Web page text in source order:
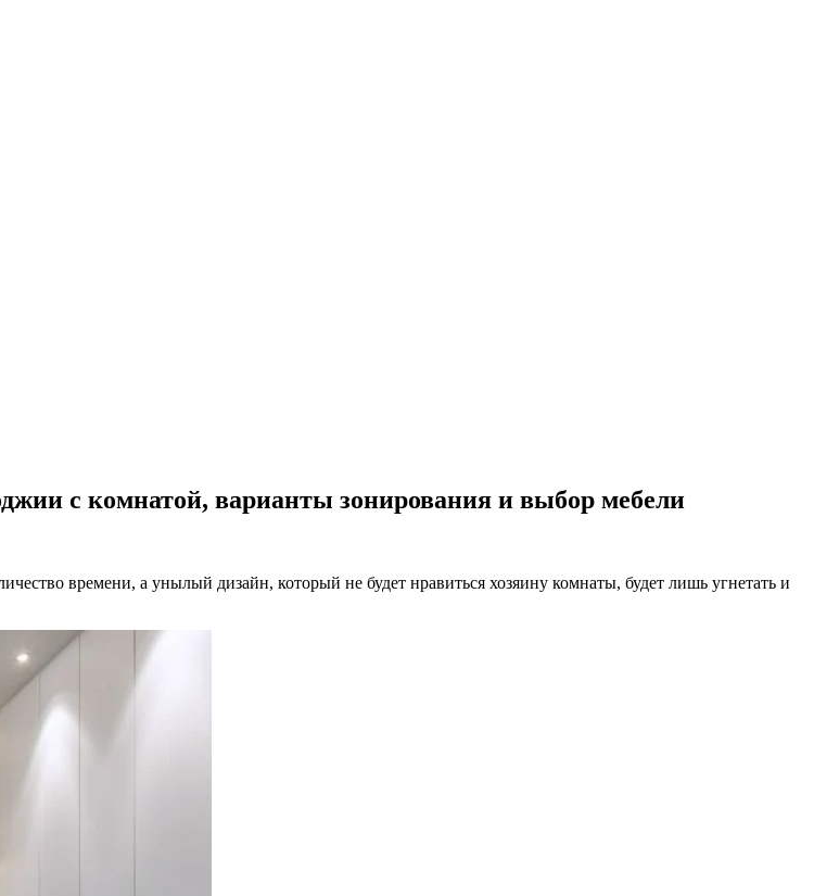
с комнатой, варианты зонирования и выбор мебели
времени, а унылый дизайн, который не будет нравиться хозяину комнаты, будет лишь угнетать и